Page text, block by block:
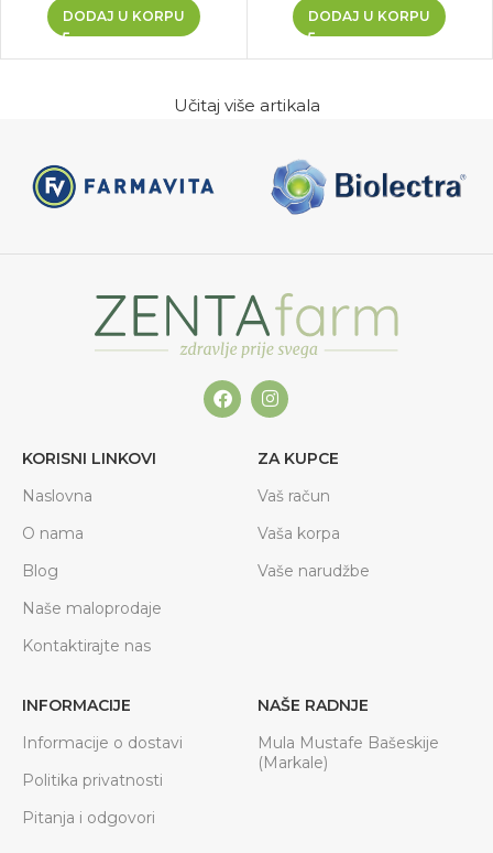
DODAJ U KORPU DODAJ U KORPU
Učitaj više artikala
KORISNI LINKOVI
Naslovna
O nama
Blog
Naše maloprodaje
Kontaktirajte nas
ZA KUPCE
Vaš račun
Vaša korpa
Vaše narudžbe
INFORMACIJE
Informacije o dostavi
Politika privatnosti
Pitanja i odgovori
NAŠE RADNJE
Mula Mustafe Bašeskije
(Markale)